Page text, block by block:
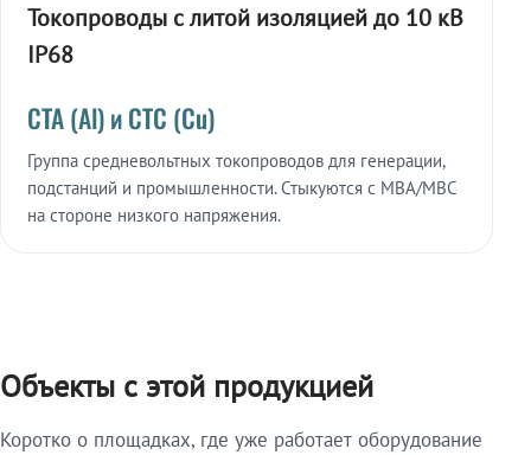
Токопроводы с литой изоляцией до 10 кВ
IP68
СТА (Al) и СТС (Cu)
Группа средневольтных токопроводов для генерации,
подстанций и промышленности. Стыкуются с МВА/МВС
на стороне низкого напряжения.
Объекты с этой продукцией
Коротко о площадках, где уже работает оборудование